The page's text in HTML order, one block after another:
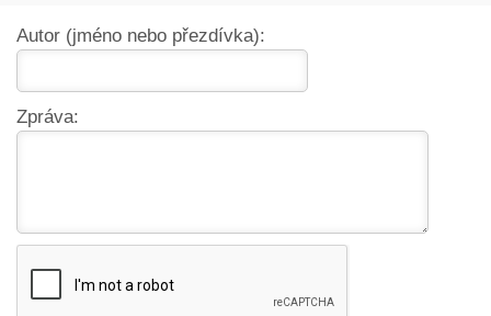
Autor (jméno nebo přezdívka):
Zpráva: